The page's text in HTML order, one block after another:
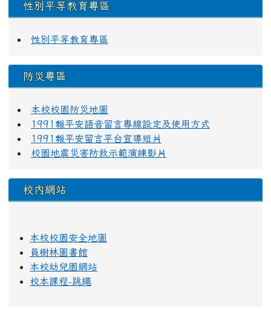
性別平等教育專區
性別平等教育專區
防災專區
本校校園防災地圖
1991報平安語音留言專線設定及使用方式
1991報平安留言平台宣導短片
校園地震災害防救示範演練影片
校內網站
本校校園安全地圖
員樹林圖書館
本校幼兒園網站
校本課程-跳繩